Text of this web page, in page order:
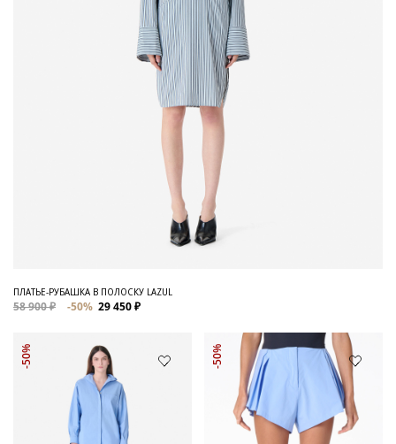
ПЛАТЬЕ-РУБАШКА В ПОЛОСКУ LAZUL
58 900 ₽ -50% 29 450 ₽
-50% -50%